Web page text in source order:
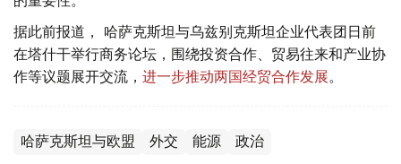
据此前报道， 哈萨克斯坦与乌兹别克斯坦企业代表团日前
在塔什干举行商务论坛，围绕投资合作、贸易往来和产业协
作等议题展开交流， 进一步推动两国经贸合作发展。
哈萨克斯坦与欧盟 外交 能源 政治